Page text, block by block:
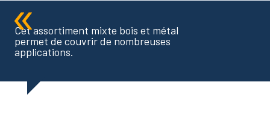
Cet assortiment mixte bois et métal
permet de couvrir de nombreuses
applications.